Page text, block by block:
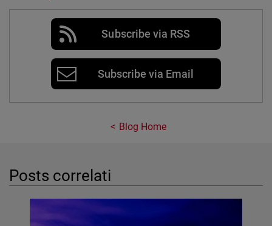
Subscribe via RSS
Subscribe via Email
Blog Home
Posts correlati